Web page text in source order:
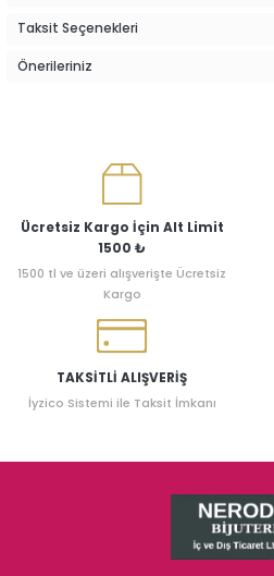
Taksit Seçenekleri
Önerileriniz
Ücretsiz Kargo İçin Alt Limit
1500 ₺
1500 tl ve üzeri alışverişte Ücretsiz
Kargo
TAKSİTLİ ALIŞVERİŞ
İyzico Sistemi ile Taksit İmkanı